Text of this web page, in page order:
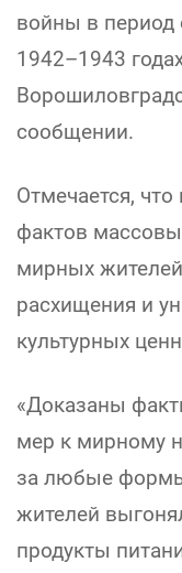
войны в период
1942–1943
сообщении.
Отмечается,
фактов
мирных
расхищения и
культурных
«Доказаны
мер к мирному
за любые
жителей
продукты